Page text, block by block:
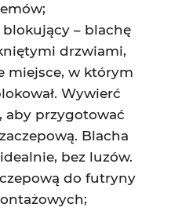
– blachę
drzwiami,
miejsce, w którym
Wywierć
aby przygotować
Blacha
bez luzów.
do futryny